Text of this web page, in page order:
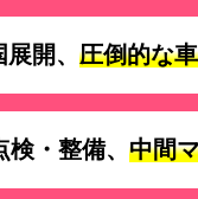
開、 圧倒的な
・整備、 中間